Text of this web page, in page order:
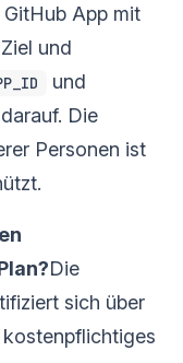
App mit
und
und
darauf. Die
Personen ist
Die
sich über